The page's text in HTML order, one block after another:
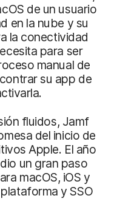
de un usuario
en la nube y su
la conectividad
para ser
manual de
su app de
fluidos, Jamf
del inicio de
Apple. El año
un gran paso
macOS, iOS y
y SSO